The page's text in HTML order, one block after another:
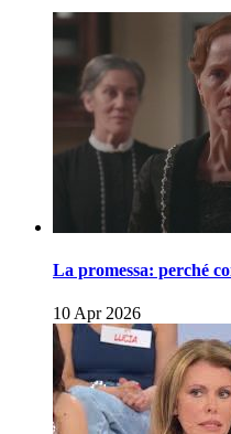
La promessa: perché
10 Apr 2026